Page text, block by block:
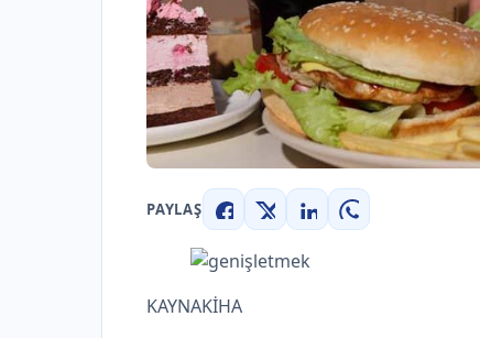
PAYLAŞ
Facebook
X LinkedInWhatsApp
KAYNAKİHA